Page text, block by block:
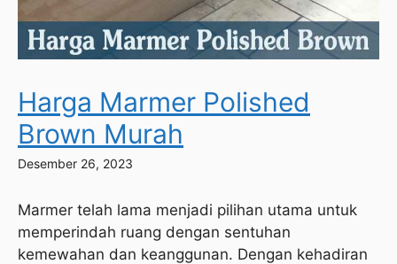
Harga Marmer Polished
Brown Murah
Desember 26, 2023
Marmer telah lama menjadi pilihan utama untuk
memperindah ruang dengan sentuhan
kemewahan dan keanggunan. Dengan kehadiran